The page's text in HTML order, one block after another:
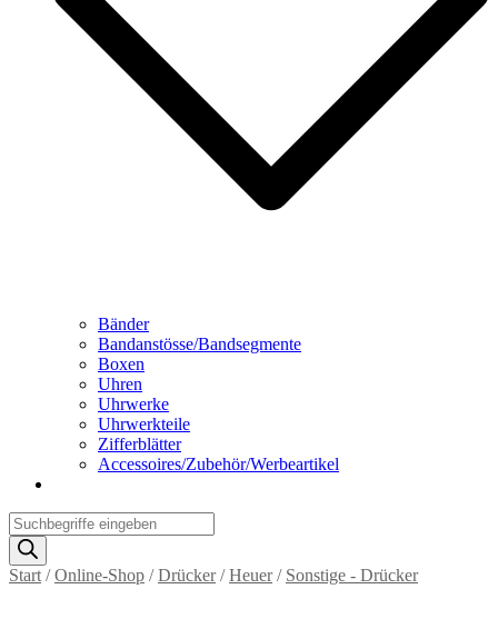
Bänder
Bandanstösse/Bandsegmente
Boxen
Uhren
Uhrwerke
Uhrwerkteile
Zifferblätter
Accessoires/Zubehör/Werbeartikel
Products
search
Start /Online-Shop /Drücker/Heuer/ Sonstige - Drücker